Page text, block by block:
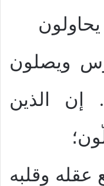
ويصلون
إن الذين
عقله وقلبه